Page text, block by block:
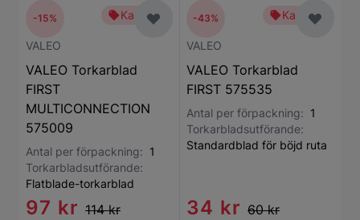
Kampanj
VALEO
VALEO Torkarblad
FIRST
MULTICONNECTION
575009
Antal per förpackning: 1
Torkarbladsutförande:
Flatblade-torkarblad
97 kr 114 kr
-15% Kampanj
VALEO
VALEO Torkarblad
FIRST 575535
Antal per förpackning: 1
Torkarbladsutförande:
Standardblad för böjd ruta
34 kr 60 kr
-43%